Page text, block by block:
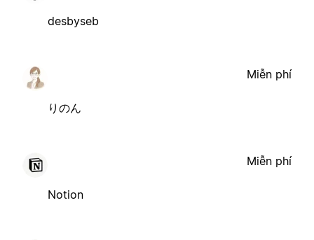
desbyseb
りのん
Miễn phí
Notion
Miễn phí